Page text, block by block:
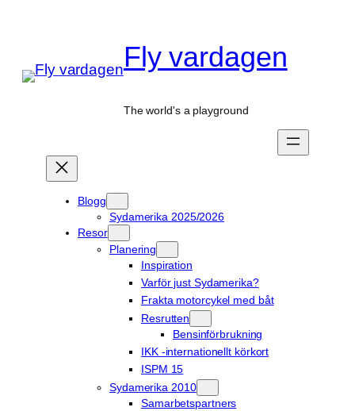
Fly vardagen
The world's a playground
Blogg
Sydamerika 2025/2026
Resor
Planering
Inspiration
Varför just Sydamerika?
Frakta motorcykel med båt
Resrutten
Bensinförbrukning
IKK -internationellt körkort
ISPM 15
Sydamerika 2010
Samarbetspartners